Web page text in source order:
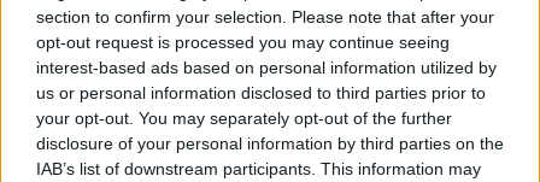
section to confirm your selection. Please note that after your
opt-out request is processed you may continue seeing
interest-based ads based on personal information utilized by
us or personal information disclosed to third parties prior to
your opt-out. You may separately opt-out of the further
disclosure of your personal information by third parties on the
IAB’s list of downstream participants. This information may
Увеличението на цените по морето
сви потреблението на
туристическия продукт с около 1/3
09.08.2026 / 18:30